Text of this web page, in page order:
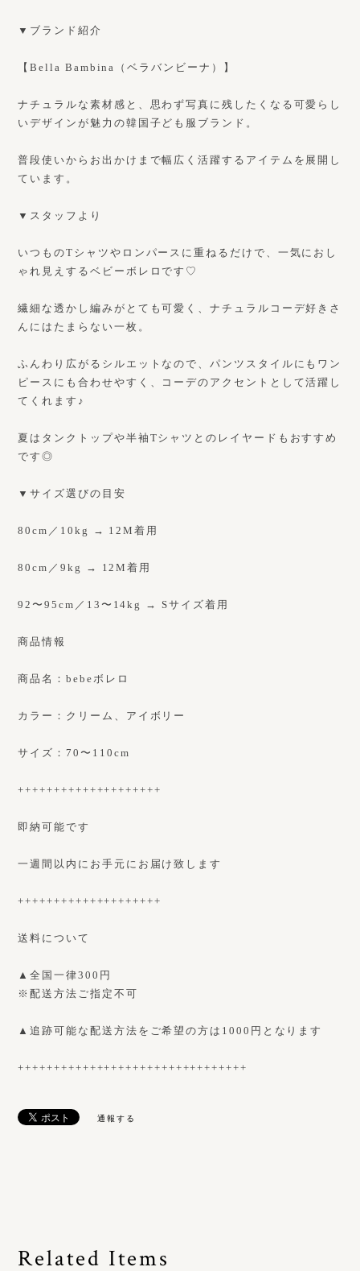
▼ブランド紹介
【Bella Bambina（ベラバンビーナ）】
ナチュラルな素材感と、思わず写真に残したくなる可愛らし
いデザインが魅力の韓国子ども服ブランド。
普段使いからお出かけまで幅広く活躍するアイテムを展開し
ています。
▼スタッフより
いつものTシャツやロンパースに重ねるだけで、一気におし
ゃれ見えするベビーボレロです♡
繊細な透かし編みがとても可愛く、ナチュラルコーデ好きさ
んにはたまらない一枚。
ふんわり広がるシルエットなので、パンツスタイルにもワン
ピースにも合わせやすく、コーデのアクセントとして活躍し
てくれます♪
夏はタンクトップや半袖Tシャツとのレイヤードもおすすめ
です◎
▼サイズ選びの目安
80cm／10kg → 12M着用
80cm／9kg → 12M着用
92〜95cm／13〜14kg → Sサイズ着用
商品情報
商品名：bebeボレロ
カラー：クリーム、アイボリー
サイズ：70〜110cm
++++++++++++++++++++
即納可能です
一週間以内にお手元にお届け致します
++++++++++++++++++++
送料について
▲全国一律300円
※配送方法ご指定不可
▲追跡可能な配送方法をご希望の方は1000円となります
++++++++++++++++++++++++++++++++
通報する
Related Items